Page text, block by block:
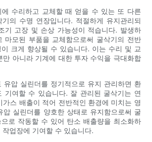
에 수리하고 교체할 때 얻을 수 있는 또 다른
의 수명 연장입니다. 적절하게 유지관리되
기 고장 및 손상 가능성이 적습니다. 발생하
마모된 부품을 교체함으로써 굴삭기의 전반
크게 향상될 수 있습니다. 이는 수리 및 교
만 아니라 기계에 대한 투자 수익을 극대화합
유압 실린더를 정기적으로 유지 관리하면 환
기여할 수 있습니다. 잘 관리된 굴삭기는 연
가스 배출이 적어 전반적인 환경에 미치는 영
압 실린더를 양호한 상태로 유지함으로써 굴
로 작동할 수 있어 탄소 배출량을 최소화하
작업장에 기여할 수 있습니다.